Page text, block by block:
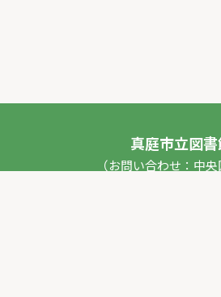
真庭市立図
（お問い合わせ：中央